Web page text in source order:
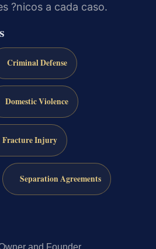
?nicos a cada caso.
Criminal Defense
Domestic Violence
Fracture Injury
Separation Agreements
and Founder.